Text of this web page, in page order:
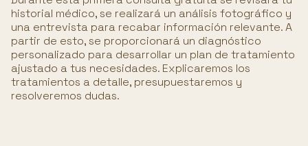
historial médico, se realizará un análisis fotográfico y
una entrevista para recabar información relevante. A
partir de esto, se proporcionará un diagnóstico
personalizado para desarrollar un plan de tratamiento
ajustado a tus necesidades. Explicaremos los
tratamientos a detalle, presupuestaremos y
resolveremos dudas.